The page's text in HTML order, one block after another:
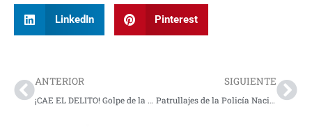
LinkedIn Pinterest
ANTERIOR
¡CAE EL DELITO! Golpe de la Policía deja capturas, droga y arma artesanal fuera de las calles
SIGUIENTE
Patrullajes de la Policía Nacional permitieron el hallazgo de un cargamento de cocaína en el corregimiento de Curcuel